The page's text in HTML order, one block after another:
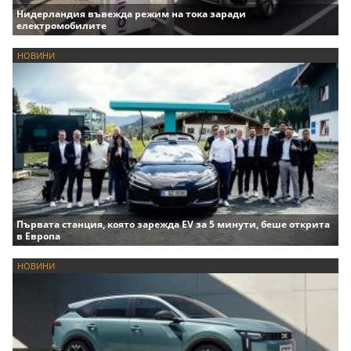
Нидерландия въвежда режим на тока заради
електромобилите
НОВИНИ
Първата станция, която зарежда EV за 5 минути, беше открита
в Европа
НОВИНИ